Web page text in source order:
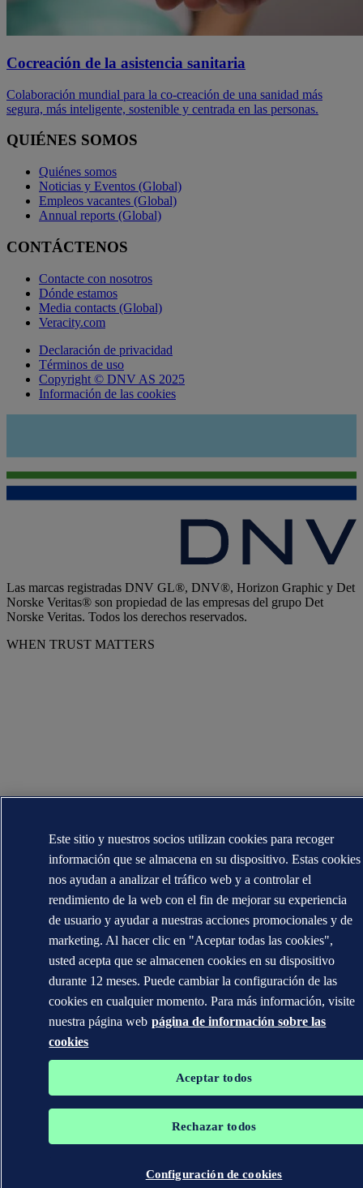
Cocreación de la asistencia sanitaria
Colaboración mundial para la co-creación de una sanidad más
segura, más inteligente, sostenible y centrada en las personas.
QUIÉNES SOMOS
Quiénes somos
Noticias y Eventos (Global)
Empleos vacantes (Global)
Annual reports (Global)
CONTÁCTENOS
Contacte con nosotros
Dónde estamos
Media contacts (Global)
Veracity.com
Declaración de privacidad
Términos de uso
Copyright © DNV AS 2025
Información de las cookies
Las marcas registradas DNV GL®, DNV®, Horizon Graphic y Det
Norske Veritas® son propiedad de las empresas del grupo Det
Norske Veritas. Todos los derechos reservados.
WHEN TRUST MATTERS
Este sitio y nuestros socios utilizan cookies para recoger
información que se almacena en su dispositivo. Estas cookies
nos ayudan a analizar el tráfico web y a controlar el
rendimiento de la web con el fin de mejorar su experiencia
de usuario y ayudar a nuestras acciones promocionales y de
marketing. Al hacer clic en "Aceptar todas las cookies",
usted acepta que se almacenen cookies en su dispositivo
durante 12 meses. Puede cambiar la configuración de las
cookies en cualquier momento. Para más información, visite
nuestra página web página de información sobre las
cookies
Aceptar todos
Rechazar todos
Configuración de cookies